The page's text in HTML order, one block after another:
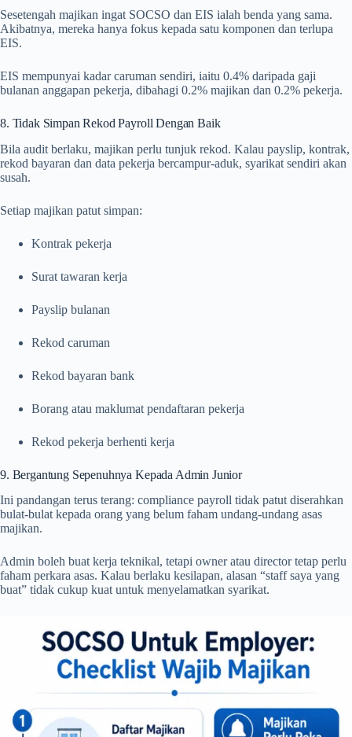
Sesetengah majikan ingat SOCSO dan EIS ialah benda yang sama.
Akibatnya, mereka hanya fokus kepada satu komponen dan terlupa
EIS.
EIS mempunyai kadar caruman sendiri, iaitu 0.4% daripada gaji
bulanan anggapan pekerja, dibahagi 0.2% majikan dan 0.2% pekerja.
8. Tidak Simpan Rekod Payroll Dengan Baik
Bila audit berlaku, majikan perlu tunjuk rekod. Kalau payslip, kontrak,
rekod bayaran dan data pekerja bercampur-aduk, syarikat sendiri akan
susah.
Setiap majikan patut simpan:
Kontrak pekerja
Surat tawaran kerja
Payslip bulanan
Rekod caruman
Rekod bayaran bank
Borang atau maklumat pendaftaran pekerja
Rekod pekerja berhenti kerja
9. Bergantung Sepenuhnya Kepada Admin Junior
Ini pandangan terus terang: compliance payroll tidak patut diserahkan
bulat-bulat kepada orang yang belum faham undang-undang asas
majikan.
Admin boleh buat kerja teknikal, tetapi owner atau director tetap perlu
faham perkara asas. Kalau berlaku kesilapan, alasan “staff saya yang
buat” tidak cukup kuat untuk menyelamatkan syarikat.